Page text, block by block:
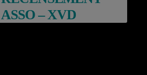
ASSO – XVD